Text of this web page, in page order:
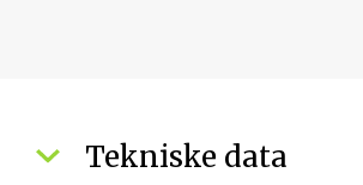
Tekniske data